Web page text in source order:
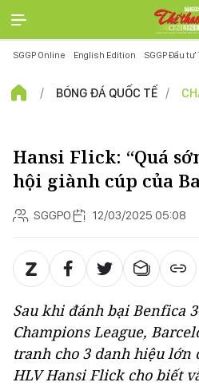
SGGP Online English Edition SGGP Đầu tư
BÓNG ĐÁ QUỐC TẾ
Hansi Flick: “Quá
hội giành cúp của
SGGPO 12/03/2025 05:08
Sau khi đánh bại Benfica
Champions League,
tranh cho 3 danh hiệu lớn
HLV Hansi Flick cho biết